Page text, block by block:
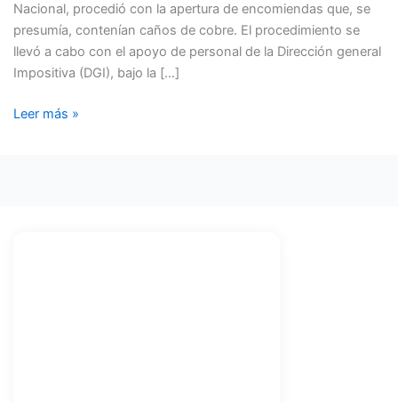
Nacional, procedió con la apertura de encomiendas que, se
presumía, contenían caños de cobre. El procedimiento se
llevó a cabo con el apoyo de personal de la Dirección general
Impositiva (DGI), bajo la […]
Leer más »